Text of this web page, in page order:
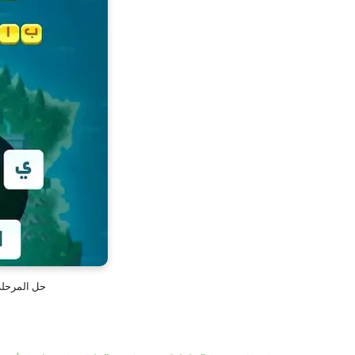
حل المرحلة 987 من لعبة